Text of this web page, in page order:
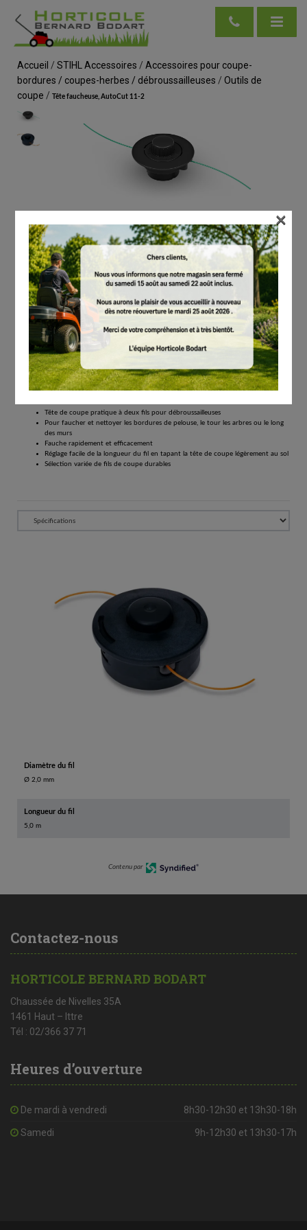
Accueil / STIHL Accessoires / Accessoires pour coupe-
bordures / coupes-herbes / débroussailleuses / Outils de
coupe / Tête faucheuse, AutoCut 11-2
voir en taille réelle
STIHL
Tête faucheuse, AutoCut 11-2
# 40047102105
Outils de coupe
34.10
Tous les prix comprennent la TVA de 21%.
Réserver
Tête de coupe pratique à deux fils pour débroussailleuses
Pour faucher et nettoyer les bordures de pelouse, le tour les arbres ou le long
des murs
Fauche rapidement et efficacement
Réglage facile de la longueur du fil en tapant la tête de coupe légèrement au sol
Sélection variée de fils de coupe durables
Diamètre du fil
Ø 2,0 mm
Longueur du fil
5,0 m
Contenu par
Contactez-nous
HORTICOLE BERNARD BODART
Chaussée de Nivelles 35A
1461 Haut – Ittre
Tél : 02/366 37 71
Heures d’ouverture
De mardi à vendredi 8h30-12h30 et 13h30-18h
Samedi 9h-12h30 et 13h30-17h
×